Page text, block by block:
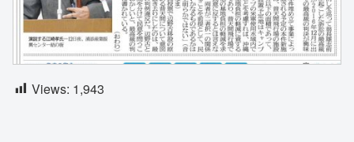
Views: 1,943